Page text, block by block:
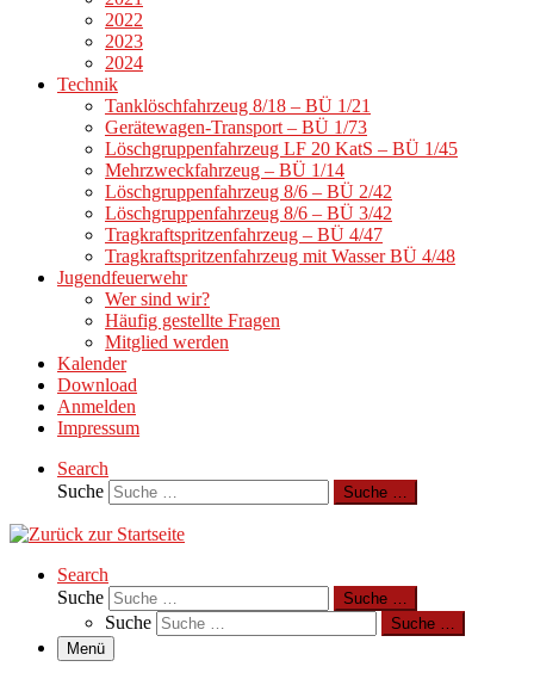
2022
2023
2024
Technik
Tanklöschfahrzeug 8/18 – BÜ 1/21
Gerätewagen-Transport – BÜ 1/73
Löschgruppenfahrzeug LF 20 KatS – BÜ 1/45
Mehrzweckfahrzeug – BÜ 1/14
Löschgruppenfahrzeug 8/6 – BÜ 2/42
Löschgruppenfahrzeug 8/6 – BÜ 3/42
Tragkraftspritzenfahrzeug – BÜ 4/47
Tragkraftspritzenfahrzeug mit Wasser BÜ 4/48
Jugendfeuerwehr
Wer sind wir?
Häufig gestellte Fragen
Mitglied werden
Kalender
Download
Anmelden
Impressum
Search
Suche
Suche …
Search
Suche
Suche …
Suche
Suche …
Menü